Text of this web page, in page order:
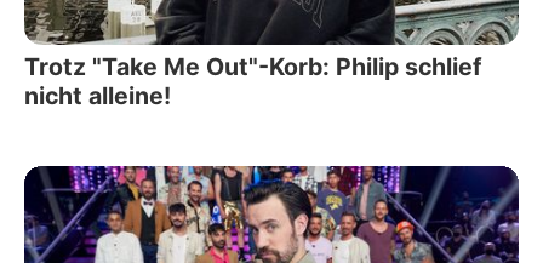
Trotz "Take Me Out"-Korb: Philip schlief
nicht alleine!